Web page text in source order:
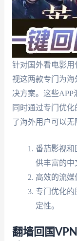
针对国外看电影用
视这两款专门为
决方案。这些APP
同时通过专门优
了海外用户可以无
番茄影视和
供丰富的中
高效的流媒
专门优化的
定性。
翻墙回国